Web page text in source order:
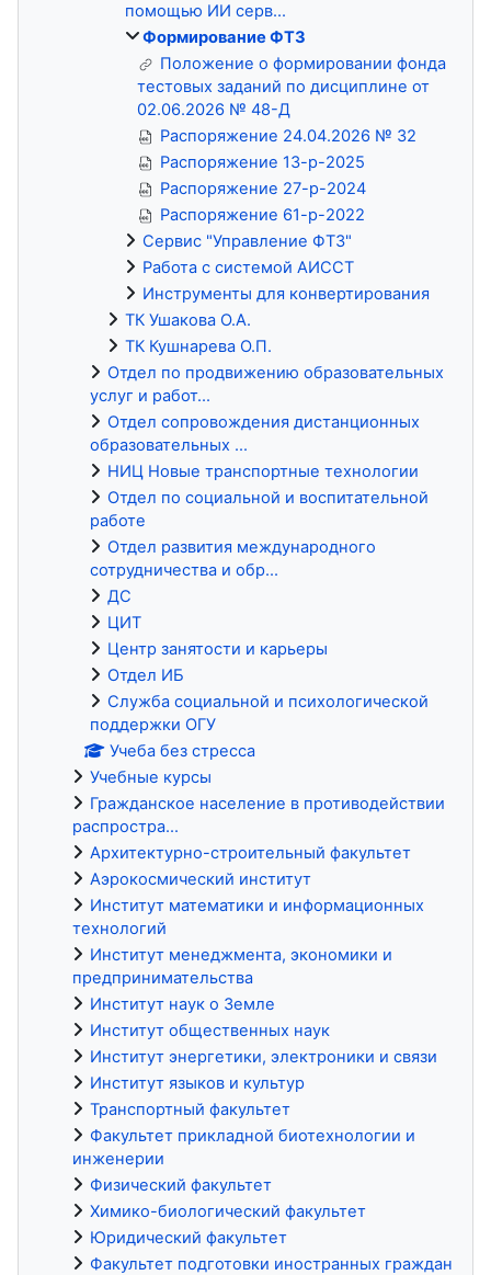
помощью ИИ серв...
Формирование ФТЗ
Положение о формировании фонда
тестовых заданий по дисциплине от
02.06.2026 № 48-Д
Распоряжение 24.04.2026 № 32
Распоряжение 13-р-2025
Распоряжение 27-р-2024
Распоряжение 61-р-2022
Сервис "Управление ФТЗ"
Работа с системой АИССТ
Инструменты для конвертирования
ТК Ушакова О.А.
ТК Кушнарева О.П.
Отдел по продвижению образовательных
услуг и работ...
Отдел сопровождения дистанционных
образовательных ...
НИЦ Новые транспортные технологии
Отдел по социальной и воспитательной
работе
Отдел развития международного
сотрудничества и обр...
ДС
ЦИТ
Центр занятости и карьеры
Отдел ИБ
Служба социальной и психологической
поддержки ОГУ
Учеба без стресса
Учебные курсы
Гражданское население в противодействии
распростра...
Архитектурно-строительный факультет
Аэрокосмический институт
Институт математики и информационных
технологий
Институт менеджмента, экономики и
предпринимательства
Институт наук о Земле
Институт общественных наук
Институт энергетики, электроники и связи
Институт языков и культур
Транспортный факультет
Факультет прикладной биотехнологии и
инженерии
Физический факультет
Химико-биологический факультет
Юридический факультет
Факультет подготовки иностранных граждан